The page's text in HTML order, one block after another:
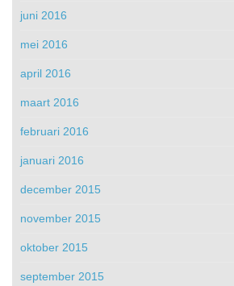
juni 2016
mei 2016
april 2016
maart 2016
februari 2016
januari 2016
december 2015
november 2015
oktober 2015
september 2015